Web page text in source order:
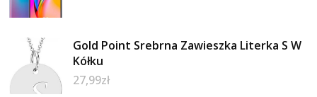
Gold Point Srebrna Zawieszka Literka S W
Kółku
27,99zł